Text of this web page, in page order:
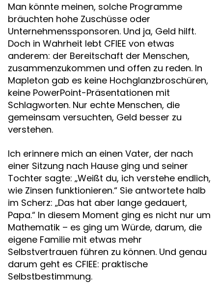
Man könnte meinen, solche Programme
bräuchten hohe Zuschüsse oder
Unternehmenssponsoren. Und ja, Geld hilft.
Doch in Wahrheit lebt CFIEE von etwas
anderem: der Bereitschaft der Menschen,
zusammenzukommen und offen zu reden. In
Mapleton gab es keine Hochglanzbroschüren,
keine PowerPoint-Präsentationen mit
Schlagworten. Nur echte Menschen, die
gemeinsam versuchten, Geld besser zu
verstehen.
Ich erinnere mich an einen Vater, der nach
einer Sitzung nach Hause ging und seiner
Tochter sagte: „Weißt du, ich verstehe endlich,
wie Zinsen funktionieren.“ Sie antwortete halb
im Scherz: „Das hat aber lange gedauert,
Papa.“ In diesem Moment ging es nicht nur um
Mathematik – es ging um Würde, darum, die
eigene Familie mit etwas mehr
Selbstvertrauen führen zu können. Und genau
darum geht es CFIEE: praktische
Selbstbestimmung.